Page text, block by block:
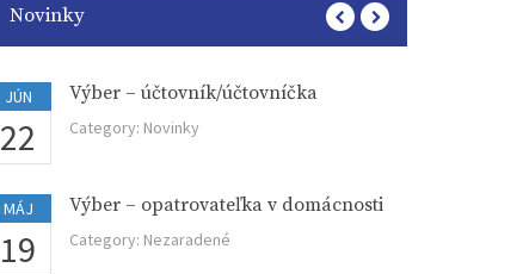
Novinky
JÚN
22
Výber – účtovník/účtovníčka
Category: Novinky
MÁJ
19
Výber – opatrovateľka v domácnosti
Category: Nezaradené